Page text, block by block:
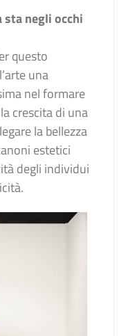
sta negli occhi
questo
una
nel formare
crescita di una
la bellezza
estetici
degli individui